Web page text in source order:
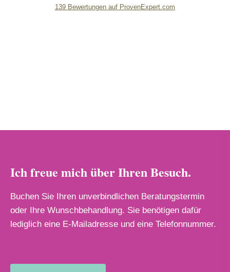
139 Bewertungen auf ProvenExpert.com
Ich freue mich über Ihren Besuch.
Buchen Sie Ihren unverbindlichen Beratungstermin
oder Ihre Wunschbehandlung. Sie benötigen dafür
lediglich eine E-Mailadresse und eine Telefonnummer.